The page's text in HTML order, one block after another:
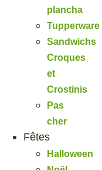
plancha
Tupperware
Sandwichs
Croques
et
Crostinis
Pas
cher
Fêtes
Halloween